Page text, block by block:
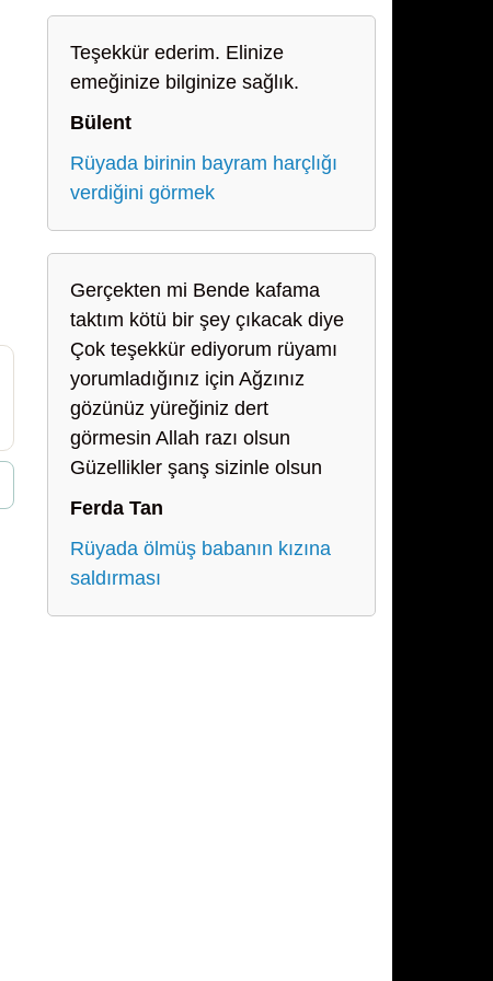
Teşekkür ederim. Elinize
emeğinize bilginize sağlık.
Bülent
Rüyada birinin bayram harçlığı
verdiğini görmek
Gerçekten mi Bende kafama
taktım kötü bir şey çıkacak diye
Çok teşekkür ediyorum rüyamı
yorumladığınız için Ağzınız
gözünüz yüreğiniz dert
görmesin Allah razı olsun
Güzellikler şanş sizinle olsun
Ferda Tan
Rüyada ölmüş babanın kızına
saldırması